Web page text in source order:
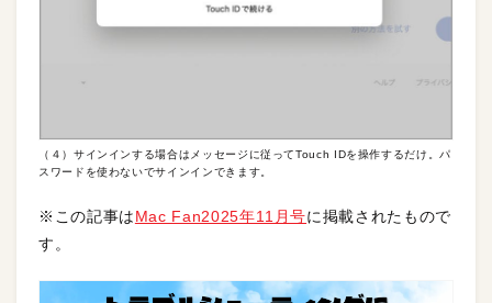
（４）サインインする場合はメッセージに従ってTouch IDを操作するだけ。パ
スワードを使わないでサインインできます。
※この記事はMac Fan2025年11月号に掲載されたもので
す。